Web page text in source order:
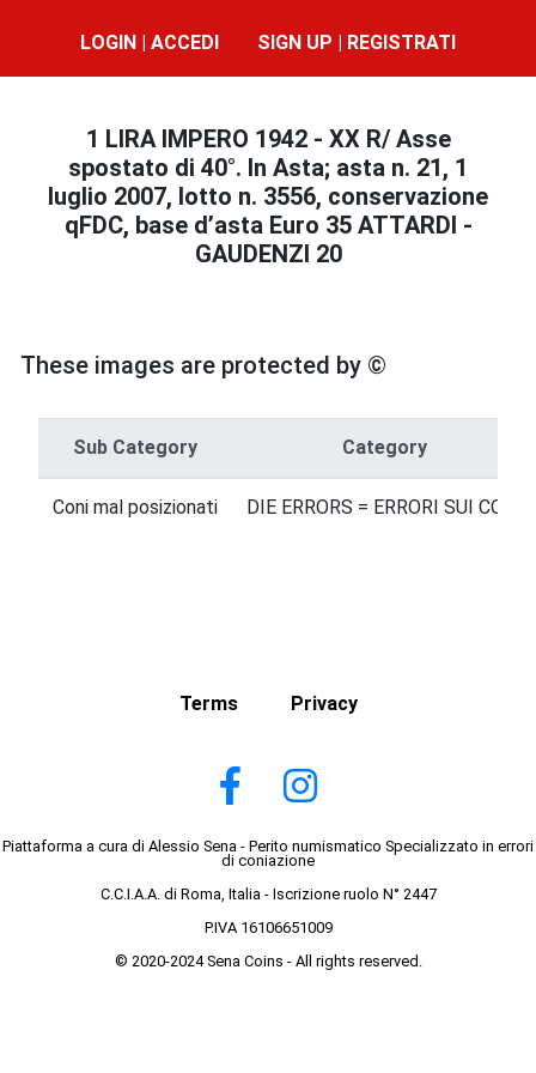
LOGIN | ACCEDI SIGN UP | REGISTRATI
1 LIRA IMPERO 1942 - XX R/ Asse
spostato di 40°. In Asta; asta n. 21, 1
luglio 2007, lotto n. 3556, conservazione
qFDC, base d’asta Euro 35 ATTARDI -
GAUDENZI 20
These images are protected by ©
Sub Category Category
Coni mal posizionati DIE ERRORS = ERRORI SUI CONI
Terms Privacy
Piattaforma a cura di Alessio Sena - Perito numismatico Specializzato in errori
di coniazione
C.C.I.A.A. di Roma, Italia - Iscrizione ruolo N° 2447
P.IVA 16106651009
© 2020-2024 Sena Coins - All rights reserved.